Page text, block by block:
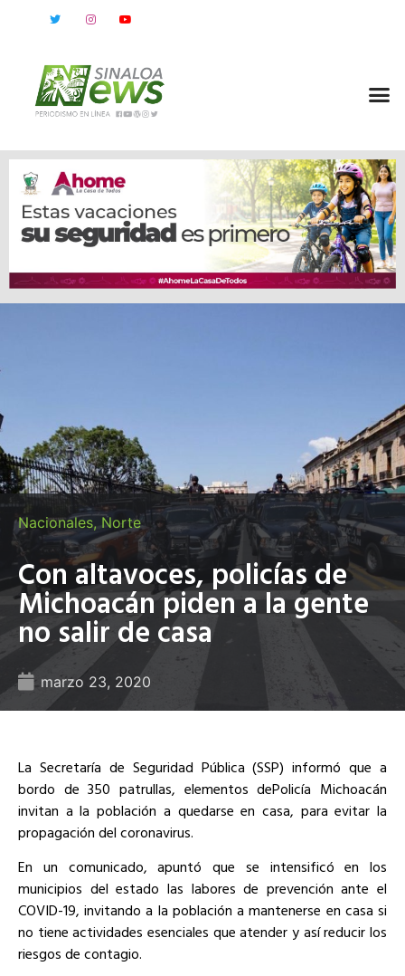
Nacionales, Norte
Con altavoces, policías de
Michoacán piden a la gente
no salir de casa
marzo 23, 2020
La Secretaría de Seguridad Pública (SSP) informó que a
bordo de 350 patrullas, elementos dePolicía Michoacán
invitan a la población a quedarse en casa, para evitar la
propagación del coronavirus.
En un comunicado, apuntó que se intensificó en los
municipios del estado las labores de prevención ante el
COVID-19, invitando a la población a mantenerse en casa si
no tiene actividades esenciales que atender y así reducir los
riesgos de contagio.